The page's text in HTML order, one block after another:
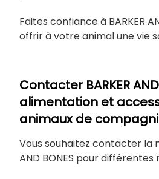
Faites confiance à BARKER
offrir à votre animal une vie
Contacter BARKER
alimentation et
animaux de
Vous souhaitez contacter la
AND BONES pour différentes